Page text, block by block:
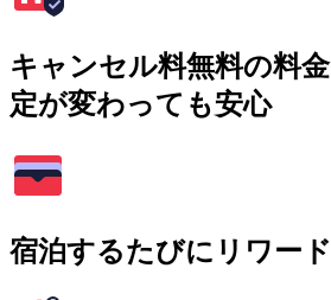
キャンセル料無料の料
定が変わっても安心
宿泊するたびにリワー